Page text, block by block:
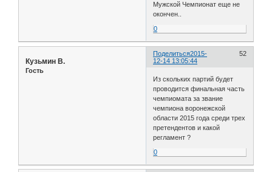
Мужской Чемпионат еще не
окончен..
0
Поделиться 52
2015-
12-14 13:05:44
Кузьмин В.
Гость
Из скольких партий будет
проводится финальная часть
чемпиомата за звание
чемпиона воронежской
области 2015 года среди трех
претендентов и какой
регламент ?
0